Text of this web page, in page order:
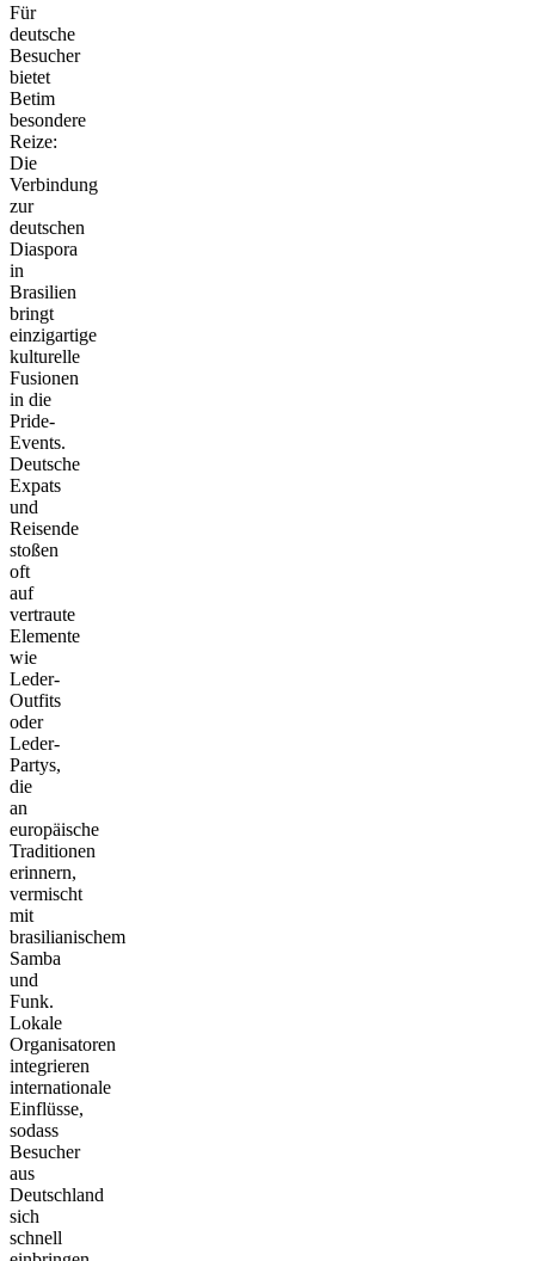
Für
deutsche
Besucher
bietet
Betim
besondere
Reize:
Die
Verbindung
zur
deutschen
Diaspora
in
Brasilien
bringt
einzigartige
kulturelle
Fusionen
in die
Pride-
Events.
Deutsche
Expats
und
Reisende
stoßen
oft
auf
vertraute
Elemente
wie
Leder-
Outfits
oder
Leder-
Partys,
die
an
europäische
Traditionen
erinnern,
vermischt
mit
brasilianischem
Samba
und
Funk.
Lokale
Organisatoren
integrieren
internationale
Einflüsse,
sodass
Besucher
aus
Deutschland
sich
schnell